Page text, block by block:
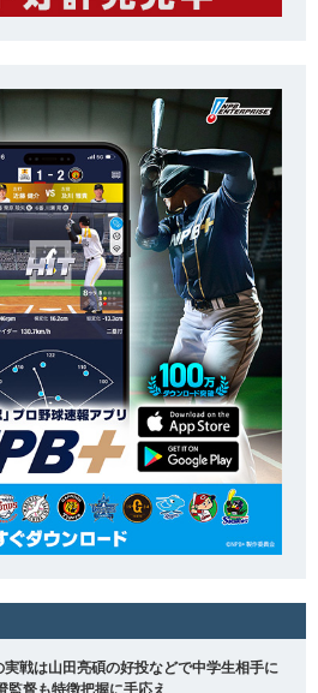
実戦は山田亮碩の好投などで中学生相手に